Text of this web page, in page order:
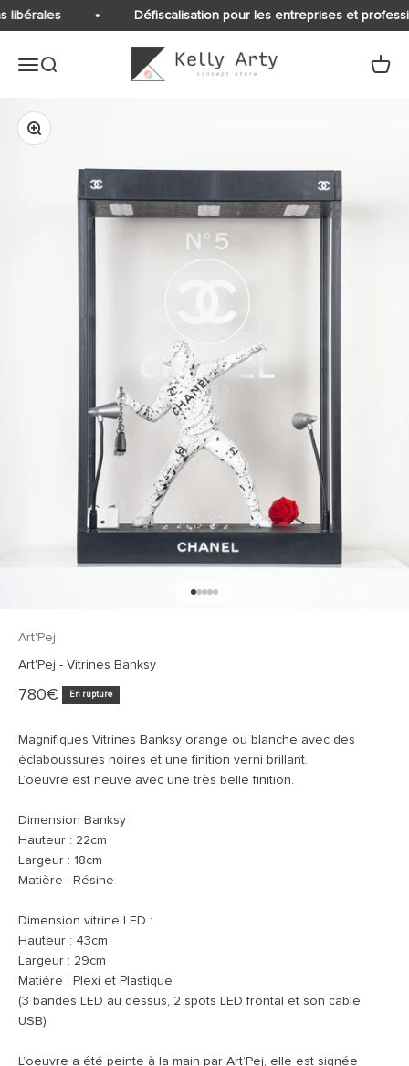
Passer au contenu
libérales Défiscalisation pour les entreprises et
Ouvrir la navigation
Ouvrir la recherche
Kelly Arty
Voir
Zoomer sur l'image
Art'Pej
Art'Pej - Vitrines Banksy
Prix de vente
780€ En rupture
Magnifiques Vitrines Banksy orange ou blanche avec des
éclaboussures noires et une finition verni brillant.
L’oeuvre est neuve avec une très belle finition.
Dimension Banksy :
Hauteur : 22cm
Largeur : 18cm
Matière : Résine
Dimension vitrine LED :
Hauteur : 43cm
Largeur : 29cm
Matière : Plexi et Plastique
(3 bandes LED au dessus, 2 spots LED frontal et son cable
USB)
L’oeuvre a été peinte à la main par Art’Pej, elle est signée